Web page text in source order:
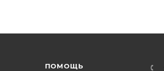
ПОМОЩЬ